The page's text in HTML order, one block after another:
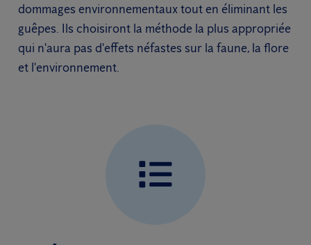
dommages environnementaux tout en éliminant les
guêpes. Ils choisiront la méthode la plus appropriée
qui n'aura pas d'effets néfastes sur la faune, la flore
et l'environnement.